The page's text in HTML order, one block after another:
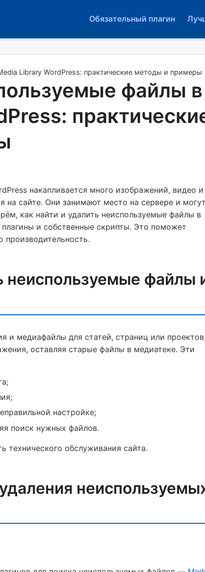
Обязательный плагин
Library WordPress: практические методы и примеры
файлы в
накапливается много изображений, видео и
на сайте. Они занимают место на сервере и
как найти и удалить неиспользуемые файлы в
плагины и собственные скрипты. Это поможет
производительность.
неиспользуемые файлы
и медиафайлы для статей, страниц или
оставляя старые файлы в медиатеке. Эти
настройке;
поиск нужных файлов.
технического обслуживания сайта.